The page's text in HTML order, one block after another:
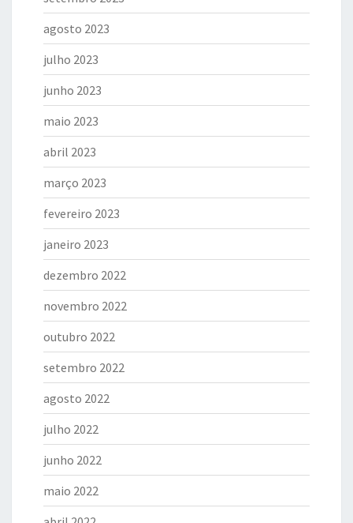
agosto 2023
julho 2023
junho 2023
maio 2023
abril 2023
março 2023
fevereiro 2023
janeiro 2023
dezembro 2022
novembro 2022
outubro 2022
setembro 2022
agosto 2022
julho 2022
junho 2022
maio 2022